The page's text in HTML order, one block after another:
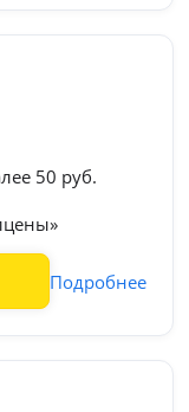
50 руб.
Подробнее